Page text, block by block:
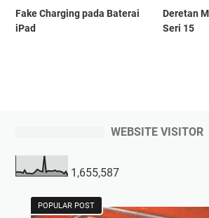
Fake Charging pada Baterai
iPad
Deretan
Seri 15
WEBSITE VISITOR
1,655,587
POPULAR POST